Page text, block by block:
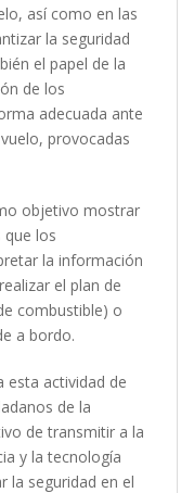
así como en las
la seguridad
el papel de la
de los
adecuada ante
provocadas
objetivo mostrar
los
la información
el plan de
combustible) o
a bordo.
esta actividad de
de la
de transmitir a la
y la tecnología
la seguridad en el